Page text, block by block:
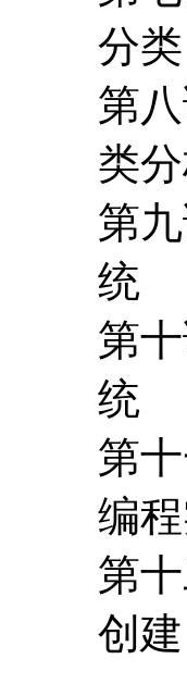
分类
第
类
第
统
第
统
第
编
第
创建